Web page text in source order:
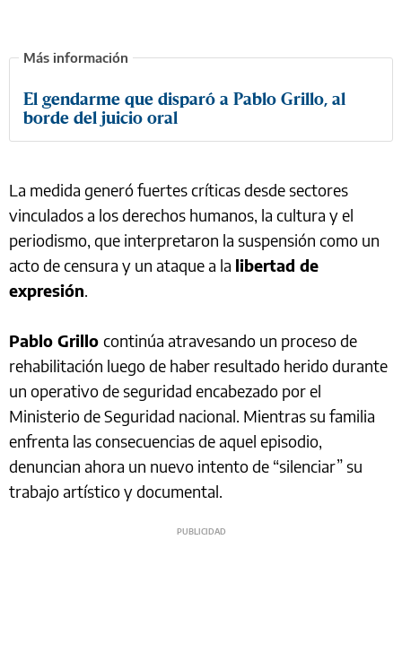
El gendarme que disparó a Pablo Grillo, al
borde del juicio oral
La medida generó fuertes críticas desde sectores
vinculados a los derechos humanos, la cultura y el
periodismo, que interpretaron la suspensión como un
acto de censura y un ataque a la libertad de
expresión.
Pablo Grillo continúa atravesando un proceso de
rehabilitación luego de haber resultado herido durante
un operativo de seguridad encabezado por el
Ministerio de Seguridad nacional. Mientras su familia
enfrenta las consecuencias de aquel episodio,
denuncian ahora un nuevo intento de “silenciar” su
trabajo artístico y documental.